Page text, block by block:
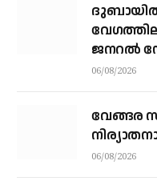
ജനറൽ
06/08/2026
വേങ്ങര
06/08/2026